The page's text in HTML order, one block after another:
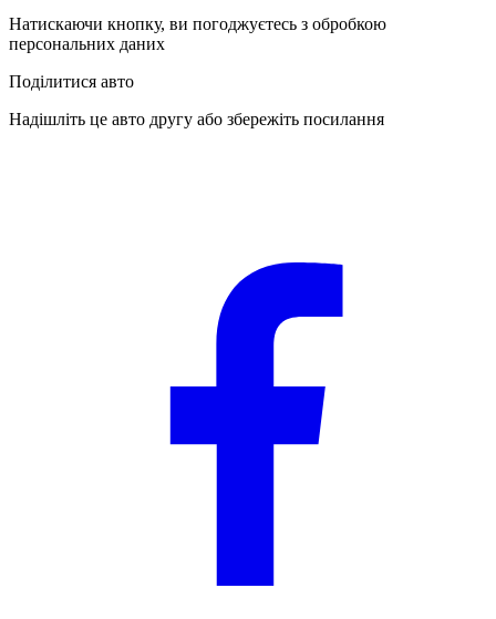
Натискаючи кнопку, ви погоджуєтесь з обробкою
персональних даних
Поділитися авто
Надішліть це авто другу або збережіть посилання